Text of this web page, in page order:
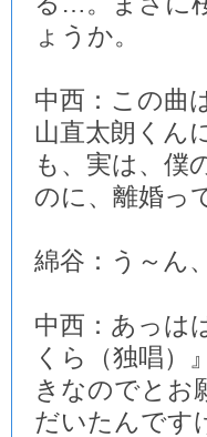
ょうか。
中西：この曲
山直太朗くん
も、実は、僕
のに、離婚っ
綿谷：う～ん
中西：あっは
くら（独唱）
きなのでとお
だいたんです